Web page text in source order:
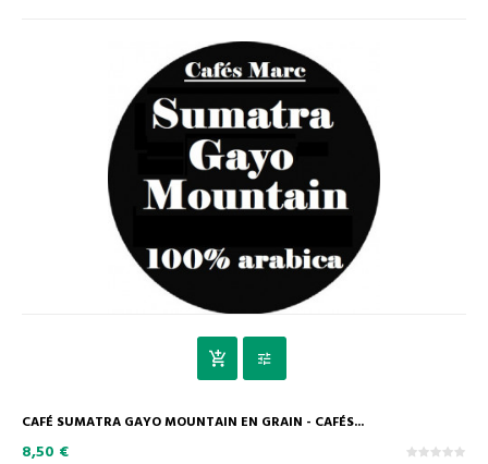
CAFÉ SUMATRA GAYO MOUNTAIN EN GRAIN - CAFÉS...
8,50 €